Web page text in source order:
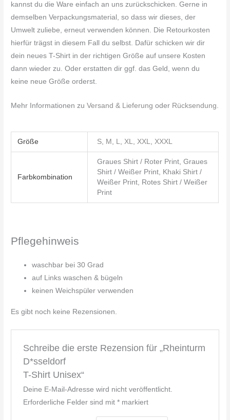
kannst du die Ware einfach an uns zurückschicken. Gerne in
demselben Verpackungsmaterial, so dass wir dieses, der
Umwelt zuliebe, erneut verwenden können. Die Retourkosten
hierfür trägst in diesem Fall du selbst. Dafür schicken wir dir
dein neues T-Shirt in der richtigen Größe auf unsere Kosten
dann wieder zu. Oder erstatten dir ggf. das Geld, wenn du
keine neue Größe orderst.
Mehr Informationen zuVersand & Lieferung oder Rücksendung.
Größe S, M , L,XL,XXL,XXXL
Farbkombination
Graues Shirt / Roter Print, Graues
Shirt / Weißer Print, Khaki Shirt /
Weißer Print, Rotes Shirt / Weißer
Print
Pflegehinweis
waschbar bei 30 Grad
auf Links waschen & bügeln
keinen Weichspüler verwenden
Es gibt noch keine Rezensionen.
Schreibe die erste Rezension für „Rheinturm
D*sseldorf
T-Shirt Unisex“
Deine E-Mail-Adresse wird nicht veröffentlicht.
Erforderliche Felder sind mit *markiert